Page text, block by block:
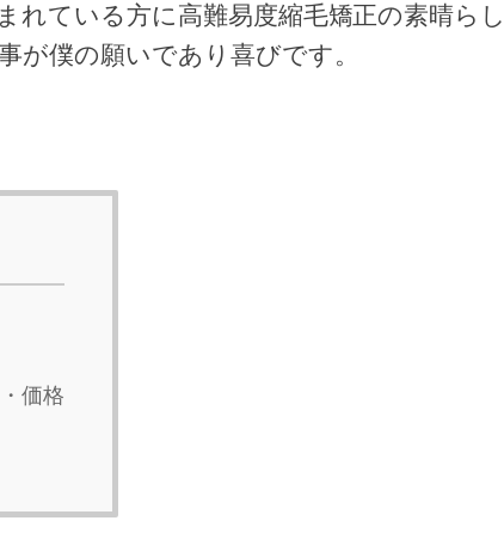
れている方に高難易度縮毛矯正の素晴らし
が僕の願いであり喜びです。
価格